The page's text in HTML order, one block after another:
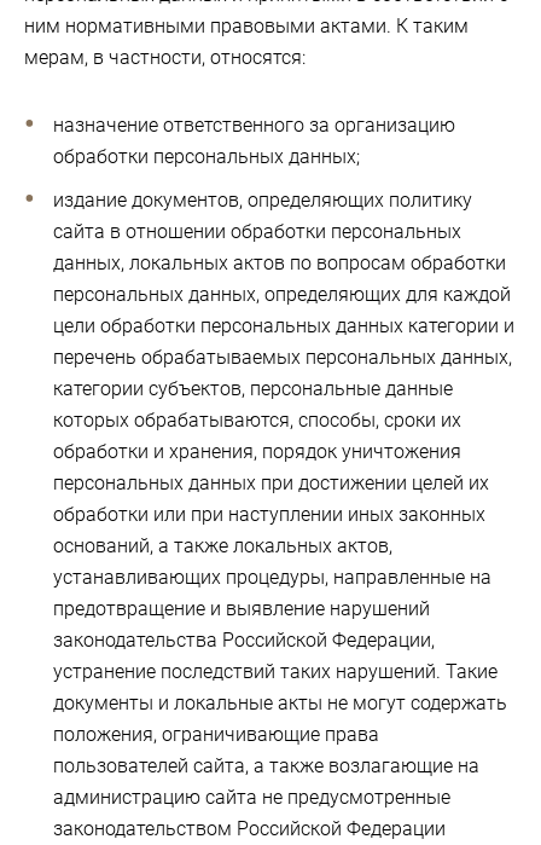
ним нормативными правовыми актами. К таким
мерам, в частности, относятся:
назначение ответственного за организацию
обработки персональных данных;
издание документов, определяющих политику
сайта в отношении обработки персональных
данных, локальных актов по вопросам обработки
персональных данных, определяющих для каждой
цели обработки персональных данных категории и
перечень обрабатываемых персональных данных,
категории субъектов, персональные данные
которых обрабатываются, способы, сроки их
обработки и хранения, порядок уничтожения
персональных данных при достижении целей их
обработки или при наступлении иных законных
оснований, а также локальных актов,
устанавливающих процедуры, направленные на
предотвращение и выявление нарушений
законодательства Российской Федерации,
устранение последствий таких нарушений. Такие
документы и локальные акты не могут содержать
положения, ограничивающие права
пользователей сайта, а также возлагающие на
администрацию сайта не предусмотренные
законодательством Российской Федерации